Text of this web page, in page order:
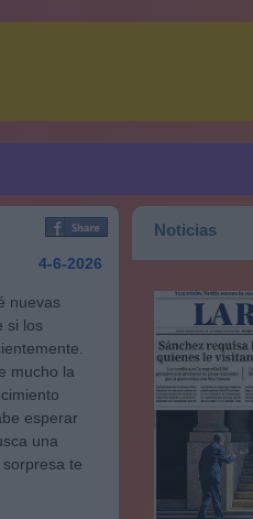
4-6-2026
nuevas
si los
mucho la
esperar
una
te
Noticias